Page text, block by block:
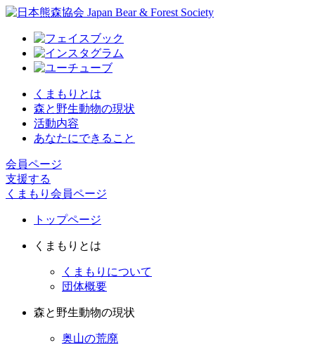
くまもりとは
森と野生動物の現状
活動内容
あなたにできること
会員ページ
支援する
くまもり会員ページ
トップページ
くまもりとは
くまもりについて
団体概要
森と野生動物の現状
奥山の荒廃